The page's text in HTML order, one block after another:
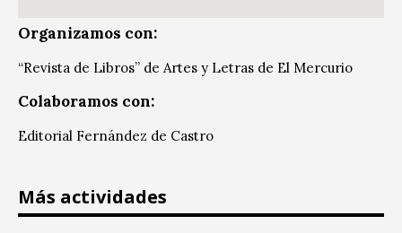
Organizamos con:
“Revista de Libros” de Artes y Letras de El Mercurio
Colaboramos con:
Editorial Fernández de Castro
Más actividades